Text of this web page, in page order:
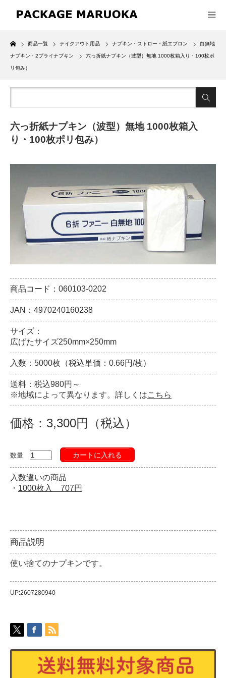
Home
商品一覧 テイクアウト用品 ナプキン・ストロー・紙エプロン 白無地
ナプキン・2プライナプキン 六っ折紙ナプキン（波型）無地 1000枚箱入り・100枚ポ
リ包み）
六っ折紙ナプキン（波型）無地 1000枚箱入
り・100枚ポリ包み）
商品コード：060103-0202
JAN：4970240160238
サイズ：
広げたサイズ250mm×250mm
入数：5000枚（税込単価：0.66円/枚）
送料：税込980円～
※地域によって異なります。詳しくはこちら
価格：3,300円（税込）
数量 カートに入れる
入数違いの商品
・ 1000枚入 707円
商品説明
使い捨てのナプキンです。
UP:2607280940